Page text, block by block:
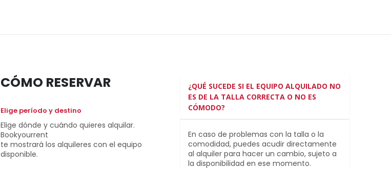
CÓMO RESERVAR
Elige período y destino
Elige dónde y cuándo quieres alquilar.
Bookyourrent
te mostrará los alquileres con el equipo
disponible.
¿QUÉ SUCEDE SI EL EQUIPO ALQUILADO NO
ES DE LA TALLA CORRECTA O NO ES
CÓMODO?
En caso de problemas con la talla o la
comodidad, puedes acudir directamente
al alquiler para hacer un cambio, sujeto a
la disponibilidad en ese momento.